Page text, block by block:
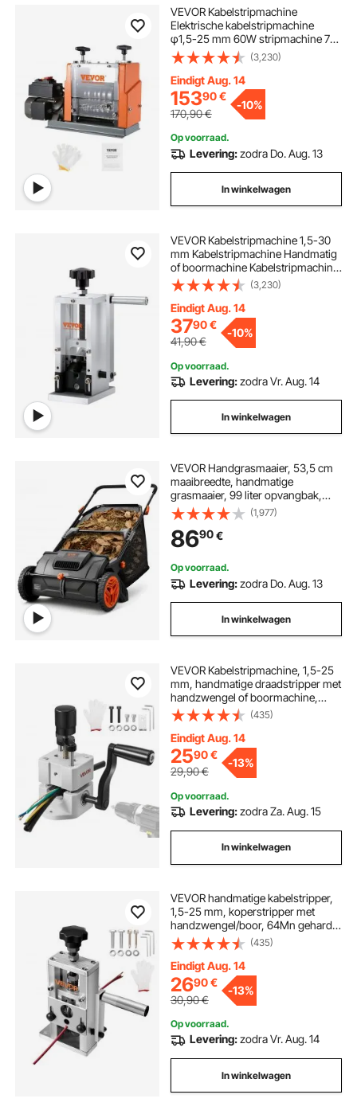
VEVOR Kabelstripmachine
Elektrische kabelstripmachine
φ1,5-25 mm 60W stripmachine 7
stripkanalen Striptang 65Mn
veerstalen blad Ideaal voor het
strippen van koperdraad
(3,230)
Eindigt Aug. 14
15390€
170,90€
-10%
Op voorraad.
Levering:zodra Do. Aug. 13
In winkelwagen
VEVOR Kabelstripmachine 1,5-30
mm Kabelstripmachine Handmatig
of boormachine Kabelstripmachine
130 x 130 x 300 mm Ideaal voor het
strippen van gecoate monofilament
meeraderige draden
(3,230)
Eindigt Aug. 14
3790€
41,90€
-10%
Op voorraad.
Levering:zodra Vr. Aug. 14
In winkelwagen
VEVOR Handgrasmaaier, 53,5 cm
maaibreedte, handmatige
grasmaaier, 99 liter opvangbak,
kooimaaier, 112x67x90 cm,
verstelbare handkooimaaier voor
het opvegen van bladeren,
grasmaaisel en kleine takjes.
(1,977)
8690€
Op voorraad.
Levering:zodra Do. Aug. 13
In winkelwagen
VEVOR Kabelstripmachine, 1,5-25
mm, handmatige draadstripper met
handzwengel of boormachine,
64Mn geharde messen, 45# stalen
rollen, ABC & PC draadstripper,
kabelstripmachine
(435)
Eindigt Aug. 14
2590€
29,90€
-13%
Op voorraad.
Levering:zodra Za. Aug. 15
In winkelwagen
VEVOR handmatige kabelstripper,
1,5-25 mm, koperstripper met
handzwengel/boor, 64Mn geharde
messen, 45# stalen rollen,
draadstripper met
aluminiumlegering frame
(435)
Eindigt Aug. 14
2690€
30,90€
-13%
Op voorraad.
Levering:zodra Vr. Aug. 14
In winkelwagen